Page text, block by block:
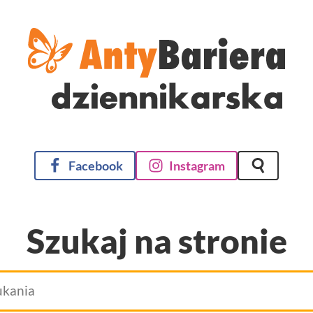
Facebook
Instagram Szukaj na
Szukaj na stronie